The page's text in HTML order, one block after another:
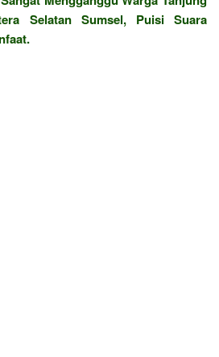
Selatan Sumsel, Puisi Suara